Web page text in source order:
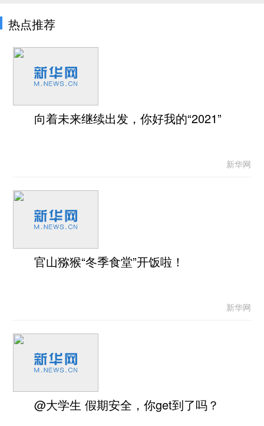
热点推荐
向着未来继续出发，你好我的“2021”
新华网
官山猕猴“冬季食堂”开饭啦！
新华网
@大学生 假期安全，你get到了吗？